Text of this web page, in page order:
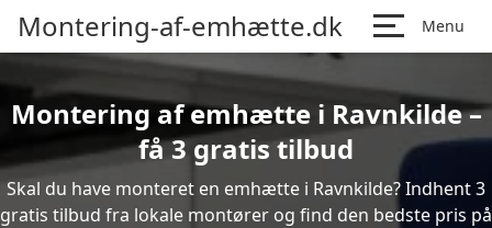
Montering-af-emhætte.dk Menu
Montering af emhætte i Ravnkilde –
få 3 gratis tilbud
Skal du have monteret en emhætte i Ravnkilde? Indhent 3
gratis tilbud fra lokale montører og find den bedste pris på